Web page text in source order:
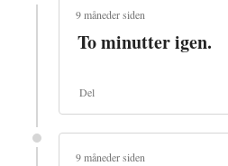
9 måneder siden
To minutter igen.
Del
9 måneder siden